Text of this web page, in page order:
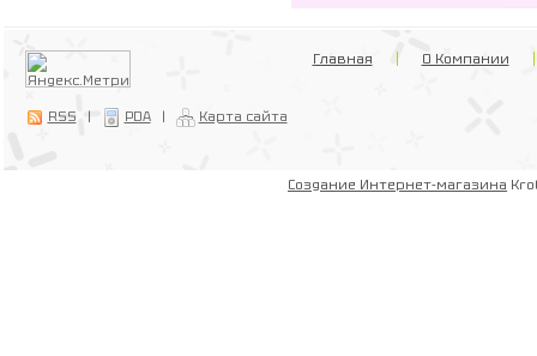
RSS | PDA | Карта сайта
Главная О Компании
Создание Интернет-магазина